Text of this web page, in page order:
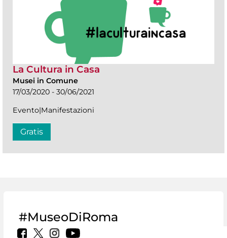
La Cultura in Casa
Musei in Comune
17/03/2020 - 30/06/2021
Evento|Manifestazioni
Gratis
#MuseoDiRoma